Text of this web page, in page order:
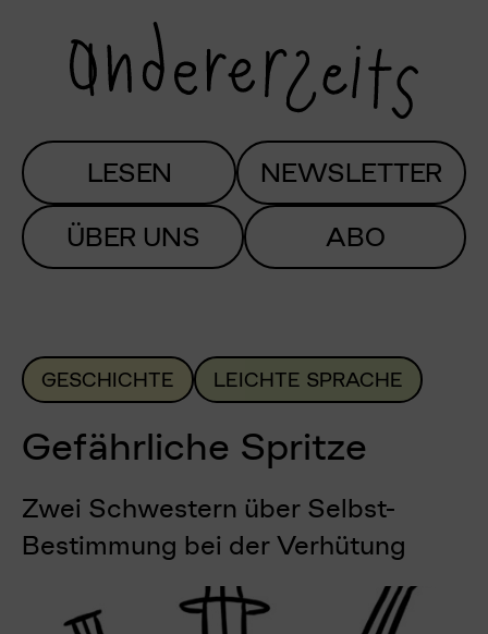
LESEN
NEWSLETTER
ÜBER UNS
ABO
GESCHICHTE LEICHTE SPRACHE
Gefährliche Spritze
Zwei Schwestern über Selbst-
Bestimmung bei der Verhütung